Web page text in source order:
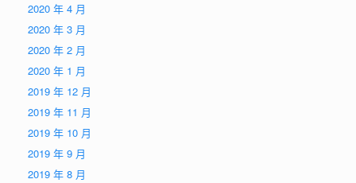
2020 年 4 月
2020 年 3 月
2020 年 2 月
2020 年 1 月
2019 年 12 月
2019 年 11 月
2019 年 10 月
2019 年 9 月
2019 年 8 月